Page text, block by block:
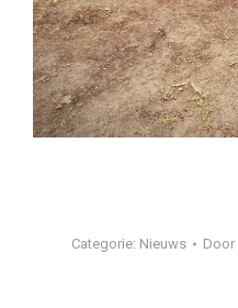
Categorie: Nieuws Door